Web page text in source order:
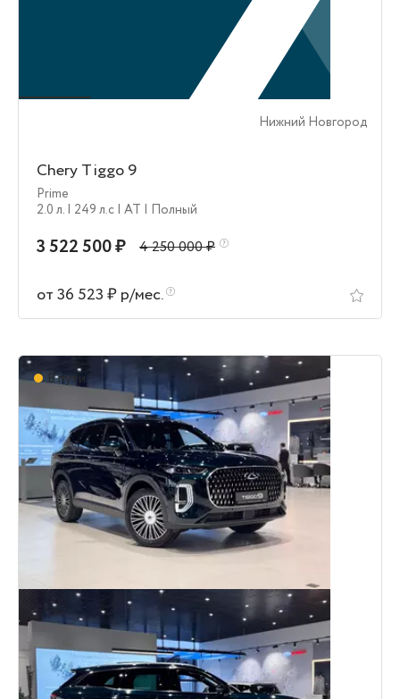
Нижний Новгород
Chery Tiggo 9
Prime
2.0 л. | 249 л.c | AT | Полный
3 522 500 ₽ 4 250 000 ₽
от 36 523 ₽ р/мес.
В пути